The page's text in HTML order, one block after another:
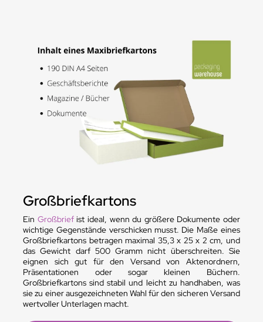
Großbriefkartons
Ein Großbriefist ideal, wenn du größere Dokumente oder
wichtige Gegenstände verschicken musst. Die Maße eines
Großbriefkartons betragen maximal 35,3 x 25 x 2 cm, und
das Gewicht darf 500 Gramm nicht überschreiten. Sie
eignen sich gut für den Versand von Aktenordnern,
Präsentationen oder sogar kleinen Büchern.
Großbriefkartons sind stabil und leicht zu handhaben, was
sie zu einer ausgezeichneten Wahl für den sicheren Versand
wertvoller Unterlagen macht.